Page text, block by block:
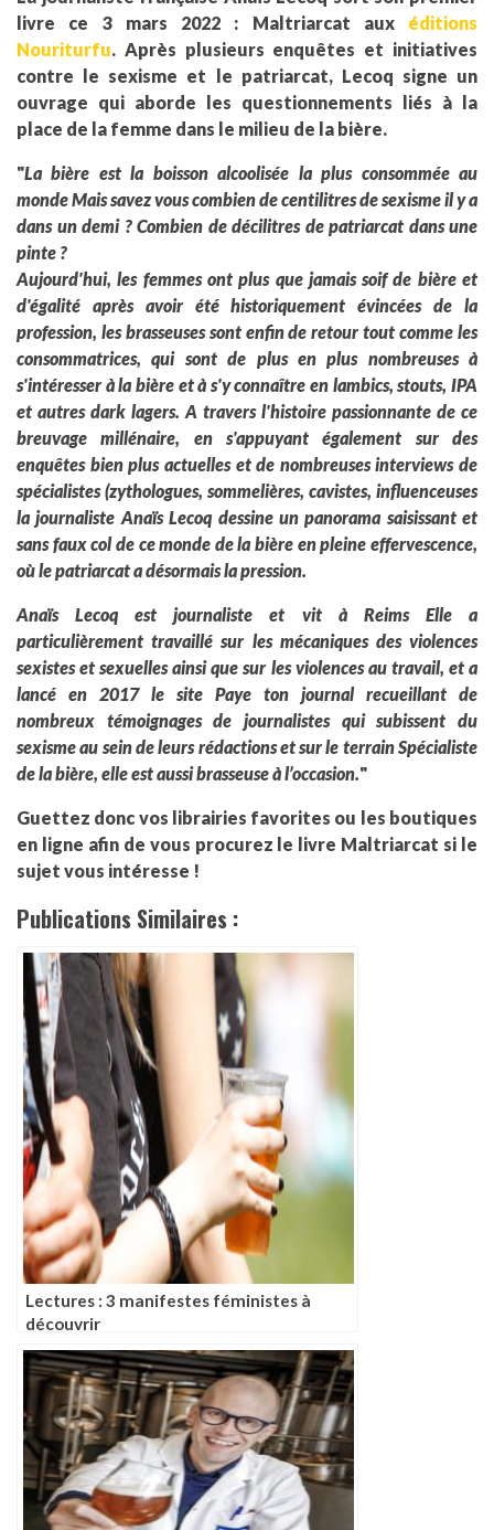
livre ce 3 mars 2022 : Maltriarcat aux éditions
Nouriturfu. Après plusieurs enquêtes et initiatives
contre le sexisme et le patriarcat, Lecoq signe un
ouvrage qui aborde les questionnements liés à la
place de la femme dans le milieu de la bière.
"La bière est la boisson alcoolisée la plus consommée au
monde Mais savez vous combien de centilitres de sexisme il y a
dans un demi ? Combien de décilitres de patriarcat dans une
pinte ?
Aujourd'hui, les femmes ont plus que jamais soif de bière et
d'égalité après avoir été historiquement évincées de la
profession, les brasseuses sont enfin de retour tout comme les
consommatrices, qui sont de plus en plus nombreuses à
s'intéresser à la bière et à s'y connaître en lambics, stouts, IPA
et autres dark lagers. A travers l'histoire passionnante de ce
breuvage millénaire, en s'appuyant également sur des
enquêtes bien plus actuelles et de nombreuses interviews de
spécialistes (zythologues, sommelières, cavistes, influenceuses
la journaliste Anaïs Lecoq dessine un panorama saisissant et
sans faux col de ce monde de la bière en pleine effervescence,
où le patriarcat a désormais la pression.
Anaïs Lecoq est journaliste et vit à Reims Elle a
particulièrement travaillé sur les mécaniques des violences
sexistes et sexuelles ainsi que sur les violences au travail, et a
lancé en 2017 le site Paye ton journal recueillant de
nombreux témoignages de journalistes qui subissent du
sexisme au sein de leurs rédactions et sur le terrain Spécialiste
de la bière, elle est aussi brasseuse à l’occasion."
Guettez donc vos librairies favorites ou les boutiques
en ligne afin de vous procurez le livre Maltriarcat si le
sujet vous intéresse !
Publications Similaires :
Lectures : 3 manifestes féministes à
découvrir